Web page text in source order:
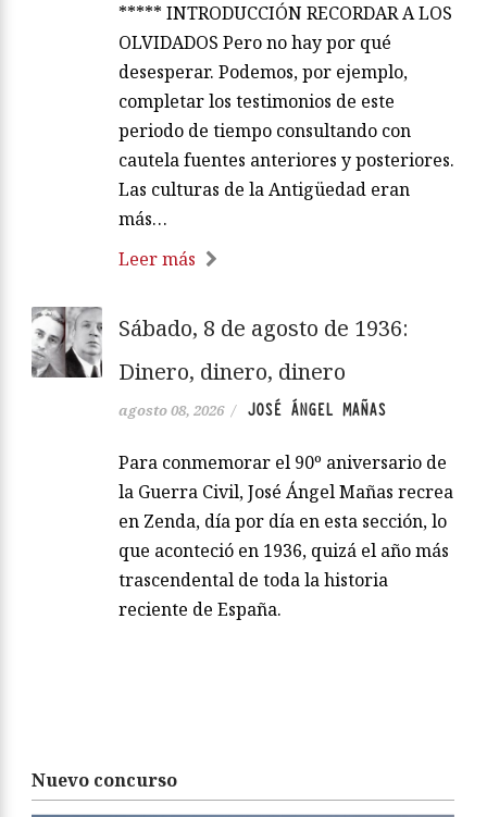
***** INTRODUCCIÓN RECORDAR A LOS
OLVIDADOS Pero no hay por qué
desesperar. Podemos, por ejemplo,
completar los testimonios de este
periodo de tiempo consultando con
cautela fuentes anteriores y posteriores.
Las culturas de la Antigüedad eran
más…
Leer más
Sábado, 8 de agosto de 1936:
Dinero, dinero, dinero
agosto 08, 2026 / JOSÉ ÁNGEL MAÑAS
Para conmemorar el 90º aniversario de
la Guerra Civil, José Ángel Mañas recrea
en Zenda, día por día en esta sección, lo
que aconteció en 1936, quizá el año más
trascendental de toda la historia
reciente de España.
Nuevo concurso